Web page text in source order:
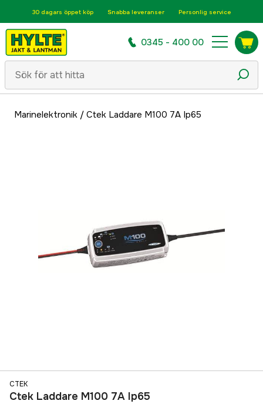
30 dagars öppet köp Snabba leveranser Personlig service
0345 - 400 00
Marinelektronik / Ctek Laddare M100 7A Ip65
CTEK
Ctek Laddare M100 7A Ip65